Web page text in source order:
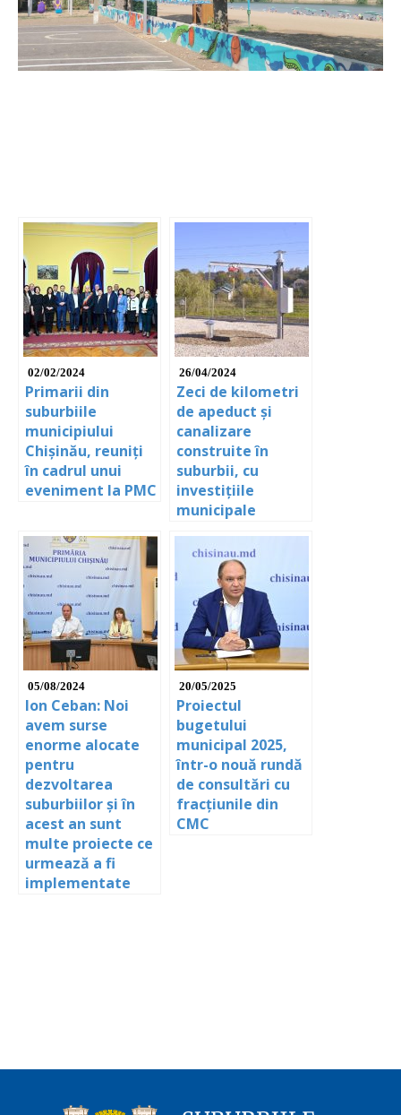
02/02/2024
Primarii din
suburbiile
municipiului
Chișinău, reuniți
în cadrul unui
eveniment la PMC
26/04/2024
Zeci de kilometri
de apeduct și
canalizare
construite în
suburbii, cu
investițiile
municipale
05/08/2024
Ion Ceban: Noi
avem surse
enorme alocate
pentru
dezvoltarea
suburbiilor și în
acest an sunt
multe proiecte ce
urmează a fi
implementate
20/05/2025
Proiectul
bugetului
municipal 2025,
într-o nouă rundă
de consultări cu
fracțiunile din
CMC